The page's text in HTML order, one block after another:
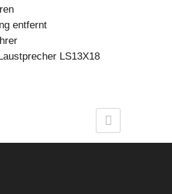
entfernt
LS13X18